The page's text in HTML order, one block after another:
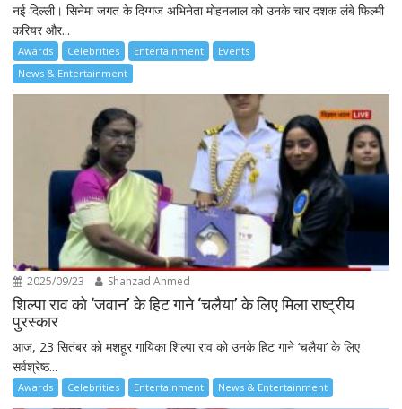
नई दिल्ली। सिनेमा जगत के दिग्गज अभिनेता मोहनलाल को उनके चार दशक लंबे फिल्मी
करियर और...
Awards Celebrities Entertainment
Events
News & Entertainment
2025/09/23 Shahzad Ahmed
शिल्पा राव को ‘जवान’ के हिट गाने ‘चलैया’ के लिए मिला राष्ट्रीय
पुरस्कार
आज, 23 सितंबर को मशहूर गायिका शिल्पा राव को उनके हिट गाने ‘चलैया’ के लिए
सर्वश्रेष्ठ...
Awards Celebrities Entertainment News & Entertainment